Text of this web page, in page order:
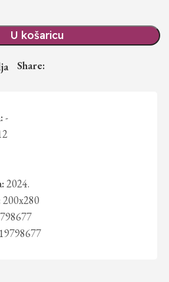
U košaricu
Share:
-
2024.
200x280